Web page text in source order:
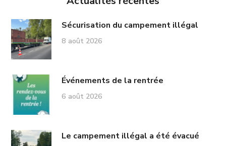
Sécurisation du campement illégal
8 août 2026
Événements de la rentrée
6 août 2026
Le campement illégal a été évacué